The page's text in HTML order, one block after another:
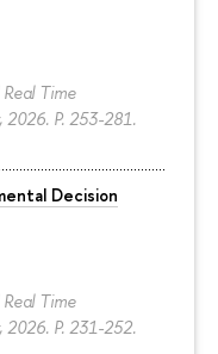
Time
2026. P. 253-281.
Decision
Time
2026. P. 231-252.